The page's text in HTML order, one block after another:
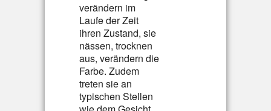
verändern im
Laufe der Zeit
ihren Zustand, sie
nässen, trocknen
aus, verändern die
Farbe. Zudem
treten sie an
typischen Stellen